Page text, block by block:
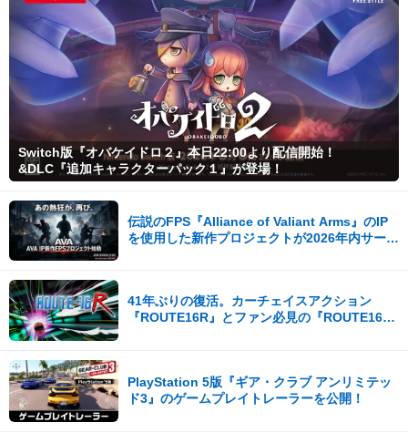
Switch版『オバケイドロ２』本日22:00より配信開始！
&DLC『追加キャラクターパック１』が登場！
伝説のFPS『Alliance of Valiant Arms』のIP
を使用した新作プロジェクトが2026年内サービ
41年ぶりの復活。カーチェイスアクション
『ROUTE16R』とファン必見の『ROUTE16
PlayStation 5版『ギア・クラブ アンリミテッ
ド3』のゲームプレイトレーラーを公開！